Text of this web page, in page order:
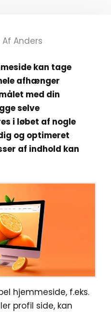
Af Anders
kan tage
afhænger
med din
selve
i løbet af nogle
og optimeret
af indhold kan
hjemmeside, f.eks.
profil side, kan